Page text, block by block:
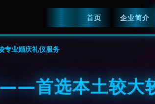
首页 企业简介
专业婚庆礼仪服务
首选本土较大